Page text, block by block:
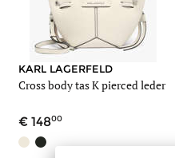
KARL LAGERFELD
Cross body tas K pierced leder
14800